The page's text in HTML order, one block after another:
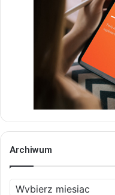
Archiwum
Archiwum